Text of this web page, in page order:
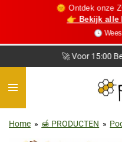
🌞 Ontdek onze
👉 Bekijk alle
🕓
🚀 Voor 15:00
Home » 🍯 PRODUCTEN »